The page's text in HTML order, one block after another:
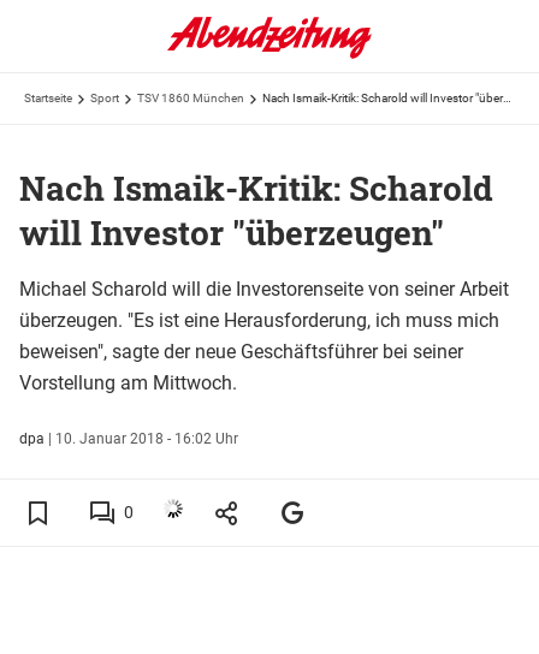
Startseite Sport TSV 1860 München Nach Ismaik-Kritik: Scharold will Investor "überzeugen"
Nach Ismaik-Kritik: Scharold
will Investor "überzeugen"
Michael Scharold will die Investorenseite von seiner Arbeit
überzeugen. "Es ist eine Herausforderung, ich muss mich
beweisen", sagte der neue Geschäftsführer bei seiner
Vorstellung am Mittwoch.
dpa | 10. Januar 2018 - 16:02 Uhr
0